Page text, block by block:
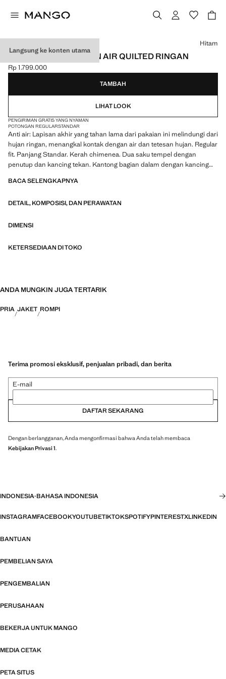
Langsung ke konten utama
ROMPI QUILTED TAHAN AIR QUILTED RINGAN
Harga saat ini [Rp 1.799.000 ]
Rp 1.799.000
Pilih sebuah warna
Hitam
TAMBAH
LIHAT LOOK
PENGIRIMAN GRATIS YANG NYAMAN
POTONGAN REGULARSTANDAR
Anti air: Lapisan akhir yang tahan lama dari pakaian ini melindungi dari
hujan ringan, menangkal kontak dengan air dan tetesan hujan. Regular
fit. Panjang Standar. Kerah chimenea. Dua saku tempel dengan
penutup dan kancing tekan. Kantong bagian dalam dengan kancing
lapisan dalam. Produk diskon
BACA SELENGKAPNYA
DETAIL, KOMPOSISI, DAN PERAWATAN
DIMENSI
KETERSEDIAAN DI TOKO
ANDA MUNGKIN JUGA TERTARIK
PRIA JAKET ROMPI
Terima promosi eksklusif, penjualan pribadi, dan berita
E-mail
DAFTAR SEKARANG
Dengan berlangganan, Anda mengonfirmasi bahwa Anda telah membaca
Kebijakan Privasi 1.
INDONESIA·BAHASA INDONESIA
INSTAGRAMFACEBOOKYOUTUBETIKTOKSPOTIFYPINTERESTXLINKEDIN
BANTUAN
PEMBELIAN SAYA
PENGEMBALIAN
PERUSAHAAN
BEKERJA UNTUK MANGO
MEDIA CETAK
PETA SITUS